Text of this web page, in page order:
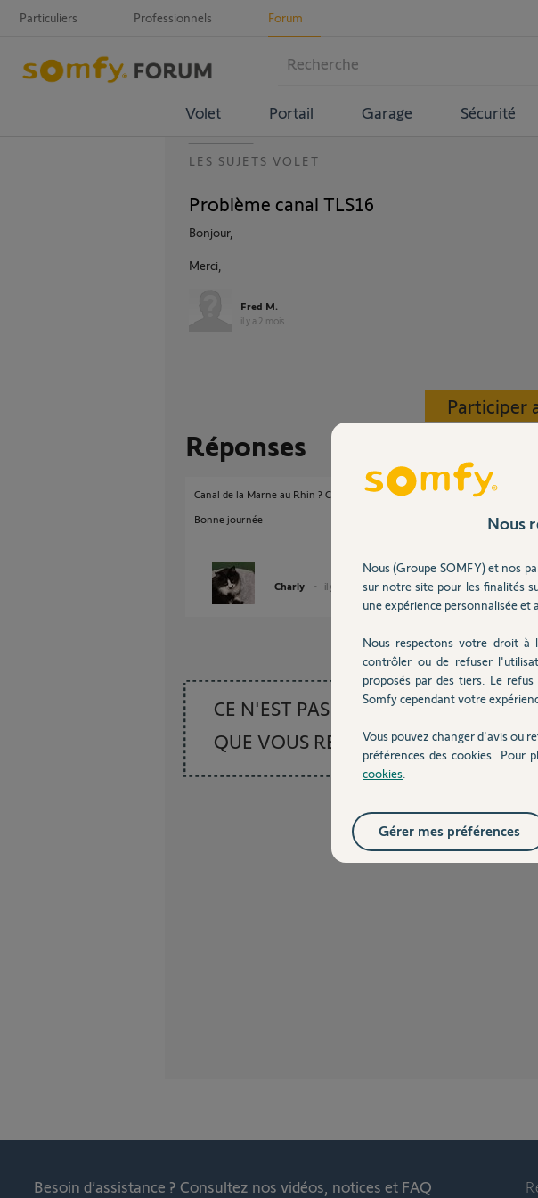
Particuliers Professionnels Forum
Volet Portail Garage Sécurité
LES SUJETS VOLET
Problème canal TLS16
Bonjour,
Merci,
Fred M.
il y a 2 mois
Participer
Réponses
Canal de la Marne au Rhin ? Canal du Midi ? Bref.....notre boule de cristal
Bonne journée
Charly il y a 2 mois
CE N'EST PAS CE
QUE VOUS RECHERCHEZ
Besoin d’assistance ? Consultez nos vidéos, notices et FAQ
Nous
Nous (Groupe SOMFY) et nos
sur notre site pour les finalités
une expérience personnalisée et
Nous respectons votre droit à
contrôler ou de refuser
proposés par des tiers. Le
Somfy cependant votre
Vous pouvez changer d'avis ou
préférences des cookies. Pour
cookies
Gérer mes préférences